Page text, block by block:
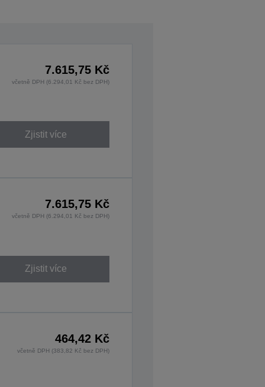
7.615,75 Kč
včetně DPH (6.294,01 Kč bez DPH)
Zjistit více
7.615,75 Kč
včetně DPH (6.294,01 Kč bez DPH)
Zjistit více
464,42 Kč
včetně DPH (383,82 Kč bez DPH)